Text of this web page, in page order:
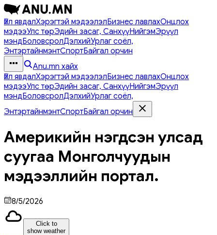
Үйл явдалХэрэгтэй мэдээлэлБизнес лавлахОнцлох
мэдээУлс төрЭдийн засаг, СанхүүНийгэмЭрүүл
мэндБоловсролДэлхийУрлаг соёл,
ЭнтэртайнмэнтСпортБайгал орчин
Anu.mn хайх
Үйл явдалХэрэгтэй мэдээлэлБизнес лавлахОнцлох
мэдээУлс төрЭдийн засаг, СанхүүНийгэмЭрүүл
мэндБоловсролДэлхийУрлаг соёл,
ЭнтэртайнмэнтСпортБайгал орчин
Америкийн нэгдсэн улсад
суугаа Монголчуудын
мэдээллийн портал.
8/5/2026
Click to
show weather